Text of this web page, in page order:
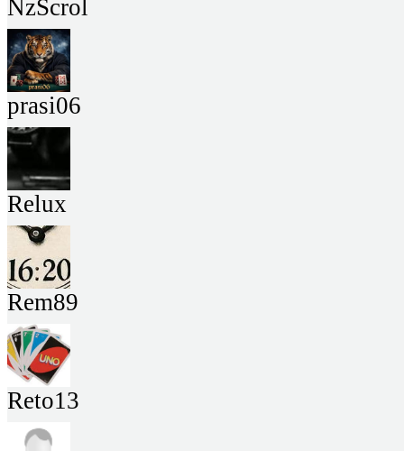
NzScrol
prasi06
Relux
Rem89
Reto13